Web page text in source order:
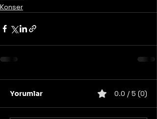
Konser
Yorumlar 0.0 / 5 (0)